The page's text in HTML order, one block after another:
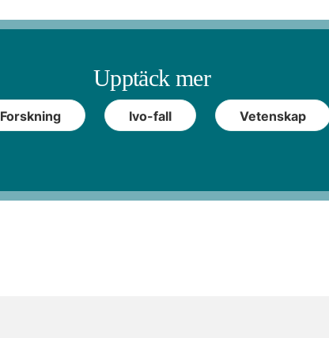
Upptäck mer
Forskning Ivo-fall Vetenskap